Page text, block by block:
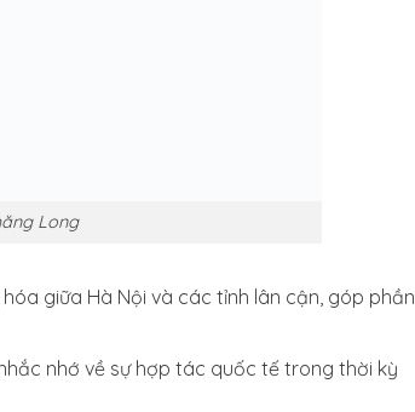
Long
giữa Hà Nội và các tỉnh lân cận, góp phần
nhớ về sự hợp tác quốc tế trong thời kỳ